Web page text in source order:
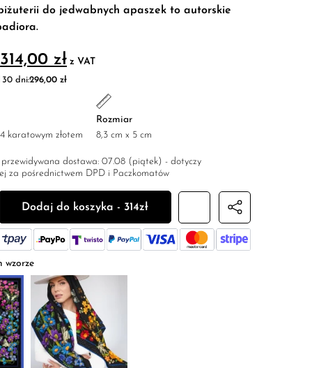
do jedwabnych apaszek to autorskie
Pierwotna cena wynosiła: 349,00 zł.
314,00 złAktualna cena wynosi: 314,00 zł.
z VAT
30 dni:296,00 zł
karatowym złotem
Rozmiar
8,3 cm x 5 cm
dostawa: 07.08 (piątek) - dotyczy
za pośrednictwem DPD i Paczkomatów
Dodaj do koszyka - 314zł
wzorze